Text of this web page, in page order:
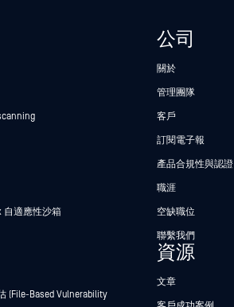
自適應性沙箱
(File-Based Vulnerability
公司
關於
管理團隊
客戶
訂閱電子報
產品合規性與認證
職涯
空缺職位
聯繫我們
資源
文章